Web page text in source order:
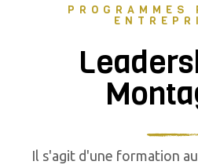
PROGRAMMES
Il s'agit d'une formation